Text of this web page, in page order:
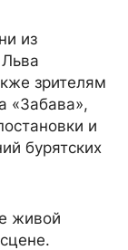
из
зрителям
«Забава»,
и
бурятских
живой